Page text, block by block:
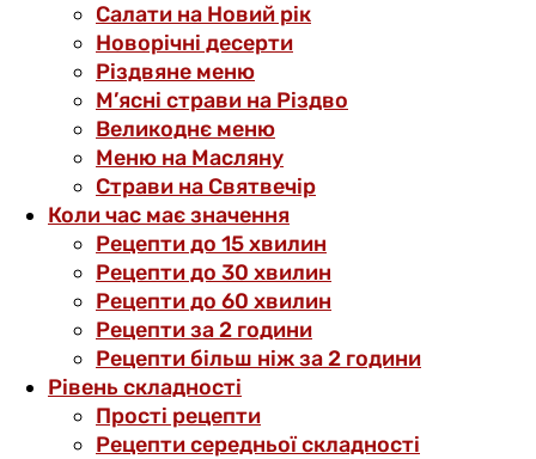
Салати на Новий рік
Новорічні десерти
Різдвяне меню
М’ясні страви на Різдво
Великоднє меню
Меню на Масляну
Страви на Святвечір
Коли час має значення
Рецепти до 15 хвилин
Рецепти до 30 хвилин
Рецепти до 60 хвилин
Рецепти за 2 години
Рецепти більш ніж за 2 години
Рівень складності
Прості рецепти
Рецепти середньої складності